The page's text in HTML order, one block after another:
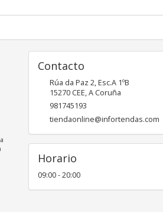
Contacto
Rúa da Paz 2, Esc.A 1ºB
15270 CEE,A Coruña
981745193
tiendaonline@infortendas.com
Horario
09:00 - 20:00